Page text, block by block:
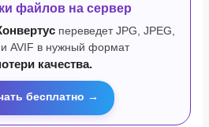
файлов на сервер
переведет JPG, JPEG,
и AVIF в нужный формат
качества.
бесплатно →